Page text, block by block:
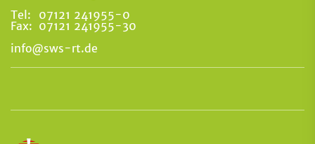
Tel:
07121 241955-0
Fax: 07121 241955-30
info@sws-rt.de